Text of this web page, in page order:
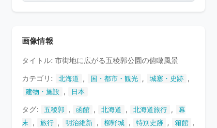
護
い
ま
画像情報
タイトル: 市街地に広がる五稜郭公園の俯瞰風景
カテゴリ:
北海道 , 国・都市・観光 , 城塞・史跡 ,
建物・施設 , 日本
タグ: 五稜郭 , 函館 , 北海道 , 北海道旅行 ,
幕
末 , 旅行 , 明治維新 , 柳野城 , 特別史跡 , 箱館 ,